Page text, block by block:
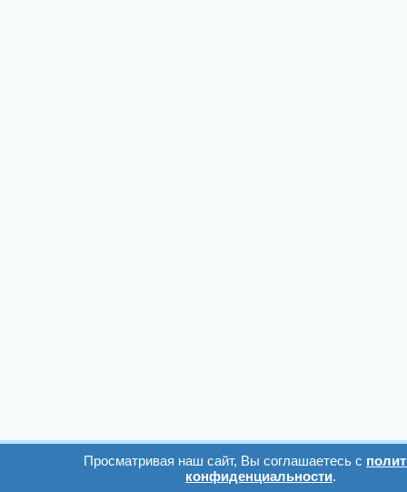
Просматривая наш сайт, Вы соглашаетесь с
конфиденциальности.